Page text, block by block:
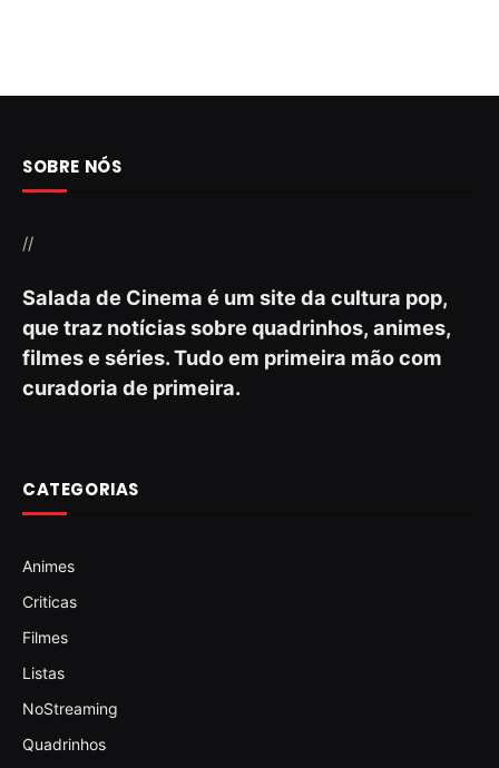
SOBRE NÓS
//
Salada de Cinema é um site da cultura pop,
que traz notícias sobre quadrinhos, animes,
filmes e séries. Tudo em primeira mão com
curadoria de primeira.
CATEGORIAS
Animes
Criticas
Filmes
Listas
NoStreaming
Quadrinhos